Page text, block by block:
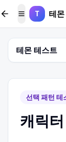
본문 바로가기
메뉴 토글
T 테
테몬 테스트
선택 패턴 테
캐릭